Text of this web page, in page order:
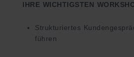
IHRE WICHTIGSTEN
Strukturiertes
führen